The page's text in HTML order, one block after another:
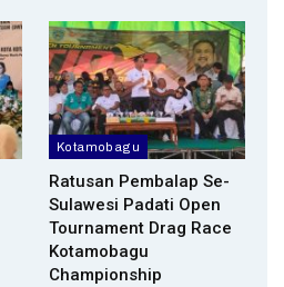
Kotamobagu
Ratusan Pembalap Se-
Sulawesi Padati Open
Tournament Drag Race
Kotamobagu
Championship